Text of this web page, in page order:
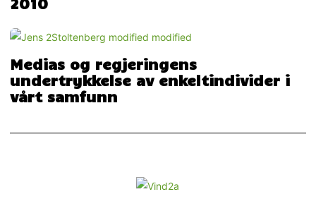
Medias og regjeringens
undertrykkelse av enkeltindivider i
vårt samfunn